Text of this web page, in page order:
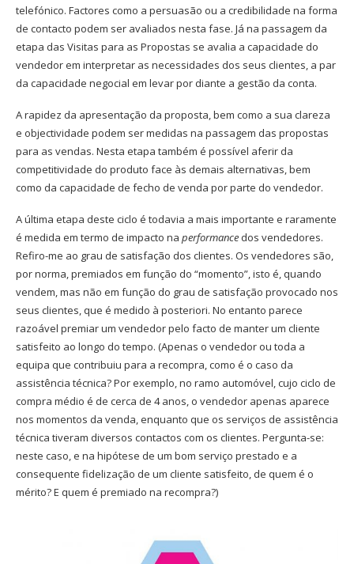
telefónico. Factores como a persuasão ou a credibilidade na forma
de contacto podem ser avaliados nesta fase. Já na passagem da
etapa das Visitas para as Propostas se avalia a capacidade do
vendedor em interpretar as necessidades dos seus clientes, a par
da capacidade negocial em levar por diante a gestão da conta.
A rapidez da apresentação da proposta, bem como a sua clareza
e objectividade podem ser medidas na passagem das propostas
para as vendas. Nesta etapa também é possível aferir da
competitividade do produto face às demais alternativas, bem
como da capacidade de fecho de venda por parte do vendedor.
A última etapa deste ciclo é todavia a mais importante e raramente
é medida em termo de impacto na performance dos vendedores.
Refiro-me ao grau de satisfação dos clientes. Os vendedores são,
por norma, premiados em função do “momento”, isto é, quando
vendem, mas não em função do grau de satisfação provocado nos
seus clientes, que é medido à posteriori. No entanto parece
razoável premiar um vendedor pelo facto de manter um cliente
satisfeito ao longo do tempo. (Apenas o vendedor ou toda a
equipa que contribuiu para a recompra, como é o caso da
assistência técnica? Por exemplo, no ramo automóvel, cujo ciclo de
compra médio é de cerca de 4 anos, o vendedor apenas aparece
nos momentos da venda, enquanto que os serviços de assistência
técnica tiveram diversos contactos com os clientes. Pergunta-se:
neste caso, e na hipótese de um bom serviço prestado e a
consequente fidelização de um cliente satisfeito, de quem é o
mérito? E quem é premiado na recompra?)